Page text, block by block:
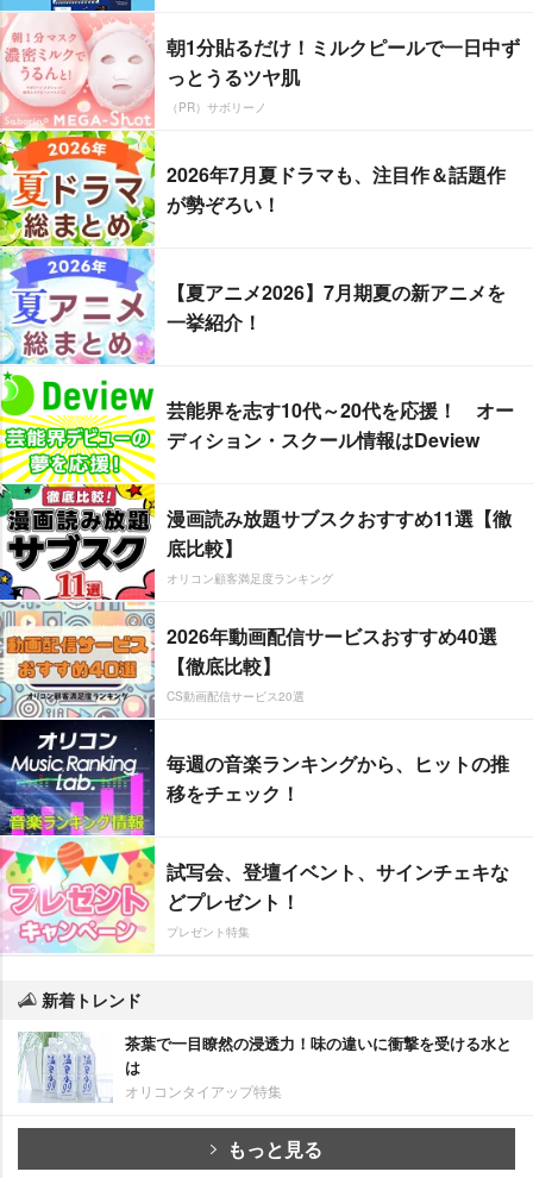
朝1分貼るだけ！ミルクピールで一日中ず
っとうるツヤ肌
（PR）サボリーノ
2026年7月夏ドラマも、注目作＆話題作
が勢ぞろい！
【夏アニメ2026】7月期夏の新アニメを
一挙紹介！
芸能界を志す10代～20代を応援！ オー
ディション・スクール情報はDeview
漫画読み放題サブスクおすすめ11選【徹
底比較】
オリコン顧客満足度ランキング
2026年動画配信サービスおすすめ40選
【徹底比較】
CS動画配信サービス20選
毎週の音楽ランキングから、ヒットの推
移をチェック！
試写会、登壇イベント、サインチェキな
どプレゼント！
プレゼント特集
新着トレンド
茶葉で一目瞭然の浸透力！味の違いに衝撃を受ける水と
は
オリコンタイアップ特集
もっと見る